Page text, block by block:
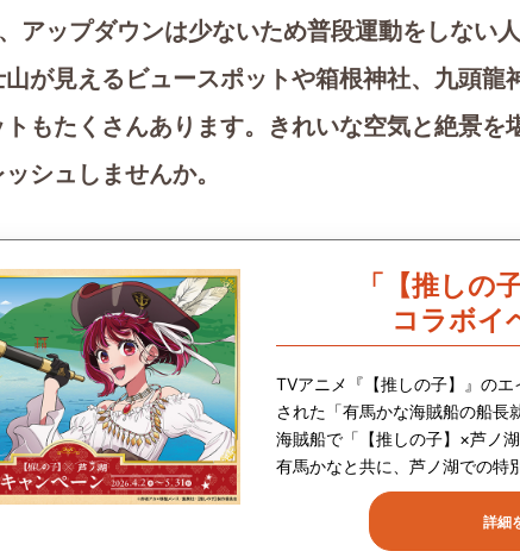
アップダウンは少ないため普段運動をしない
が見えるビュースポットや箱根神社、九頭龍
トもたくさんあります。きれいな空気と絶景を
シュしませんか。
「【推しの
コラボイ
TVアニメ『【推しの子】』の
された「有馬かな海賊船の船長
海賊船で「【推しの子】×芦ノ
有馬かなと共に、芦ノ湖での特
詳細